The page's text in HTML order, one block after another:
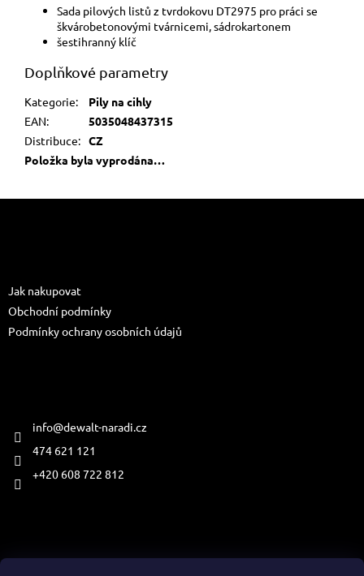
Sada pilových listů z tvrdokovu DT2975 pro práci se
škvárobetonovými tvárnicemi, sádrokartonem
šestihranný klíč
Doplňkové parametry
Kategorie:
Pily na cihly
EAN:
5035048437315
Distribuce: CZ
Položka byla vyprodána…
Jak nakupovat
Obchodní podmínky
Podmínky ochrany osobních údajů
info@dewalt-naradi.cz
474 621 121
+420 608 722 812